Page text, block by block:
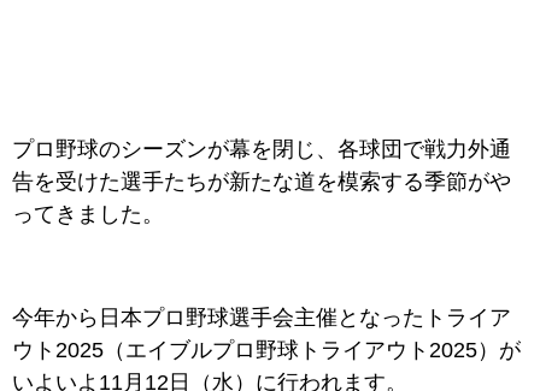
プロ野球のシーズンが幕を閉じ、各球団で戦力外通
告を受けた選手たちが新たな道を模索する季節がや
ってきました。
今年から日本プロ野球選手会主催となったトライア
ウト2025（エイブルプロ野球トライアウト2025）が
いよいよ11月12日（水）に行われます。